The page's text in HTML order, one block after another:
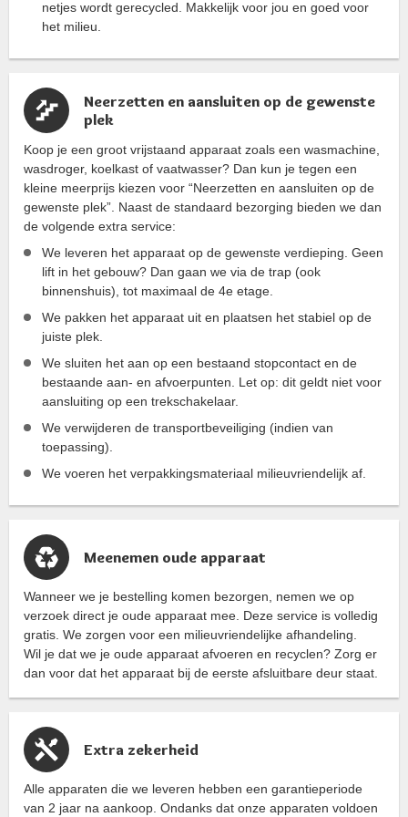
netjes wordt gerecycled. Makkelijk voor jou en goed voor
het milieu.
Neerzetten en aansluiten op de gewenste
plek
Koop je een groot vrijstaand apparaat zoals een wasmachine,
wasdroger, koelkast of vaatwasser? Dan kun je tegen een
kleine meerprijs kiezen voor “Neerzetten en aansluiten op de
gewenste plek”. Naast de standaard bezorging bieden we dan
de volgende extra service:
We leveren het apparaat op de gewenste verdieping. Geen
lift in het gebouw? Dan gaan we via de trap (ook
binnenshuis), tot maximaal de 4e etage.
We pakken het apparaat uit en plaatsen het stabiel op de
juiste plek.
We sluiten het aan op een bestaand stopcontact en de
bestaande aan- en afvoerpunten. Let op: dit geldt niet voor
aansluiting op een trekschakelaar.
We verwijderen de transportbeveiliging (indien van
toepassing).
We voeren het verpakkingsmateriaal milieuvriendelijk af.
Meenemen oude apparaat
Wanneer we je bestelling komen bezorgen, nemen we op
verzoek direct je oude apparaat mee. Deze service is volledig
gratis. We zorgen voor een milieuvriendelijke afhandeling.
Wil je dat we je oude apparaat afvoeren en recyclen? Zorg er
dan voor dat het apparaat bij de eerste afsluitbare deur staat.
Extra zekerheid
Alle apparaten die we leveren hebben een garantieperiode
van 2 jaar na aankoop. Ondanks dat onze apparaten voldoen